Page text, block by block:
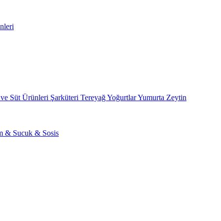
Süt Ürünleri Şarküteri TereyağYoğurtlarYumurta Zeytin
& Sucuk & Sosis